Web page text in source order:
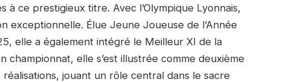
ce prestigieux titre. Avec l’Olympique Lyonnais,
exceptionnelle. Élue Jeune Joueuse de l’Année
elle a également intégré le Meilleur XI de la
championnat, elle s’est illustrée comme deuxième
jouant un rôle central dans le sacre